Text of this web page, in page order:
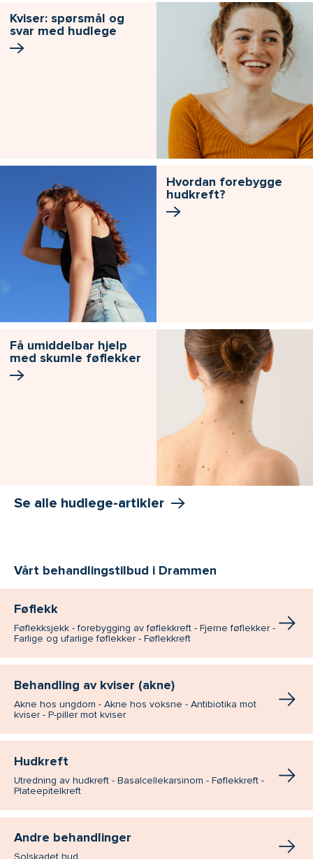
Kviser: spørsmål og
svar med hudlege
Hvordan forebygge
hudkreft?
Få umiddelbar hjelp
med skumle føflekker
Se alle hudlege-artikler
Vårt behandlingstilbud i Drammen
Føflekk
Føflekksjekk - forebygging av føflekkreft - Fjerne føflekker -
Farlige og ufarlige føflekker - Føflekkreft
Behandling av kviser (akne)
Akne hos ungdom - Akne hos voksne - Antibiotika mot
kviser - P-piller mot kviser
Hudkreft
Utredning av hudkreft - Basalcellekarsinom - Føflekkreft -
Plateepitelkreft
Andre behandlinger
Solskadet hud